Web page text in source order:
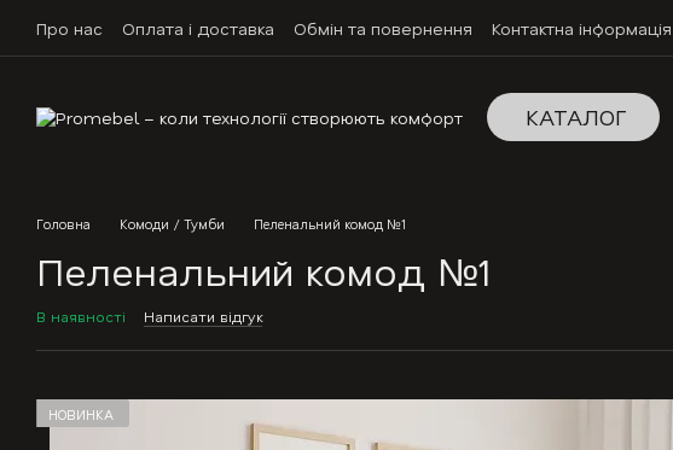
Про нас Оплата і доставка Обмін та повернення Контактна інформація
КАТАЛОГ
Головна Комоди / Тумби Пеленальний комод №1
Пеленальний комод №1
В наявності Написати відгук
НОВИНКА